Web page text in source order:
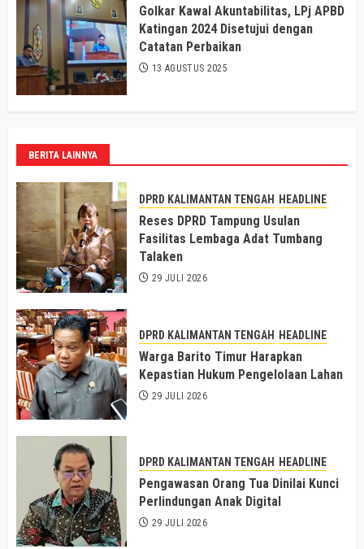
Golkar Kawal Akuntabilitas, LPj APBD
Katingan 2024 Disetujui dengan
Catatan Perbaikan
13 AGUSTUS 2025
BERITA LAINNYA
DPRD KALIMANTAN TENGAH HEADLINE
Reses DPRD Tampung Usulan
Fasilitas Lembaga Adat Tumbang
Talaken
29 JULI 2026
DPRD KALIMANTAN TENGAH HEADLINE
Warga Barito Timur Harapkan
Kepastian Hukum Pengelolaan Lahan
29 JULI 2026
DPRD KALIMANTAN TENGAH HEADLINE
Pengawasan Orang Tua Dinilai Kunci
Perlindungan Anak Digital
29 JULI 2026